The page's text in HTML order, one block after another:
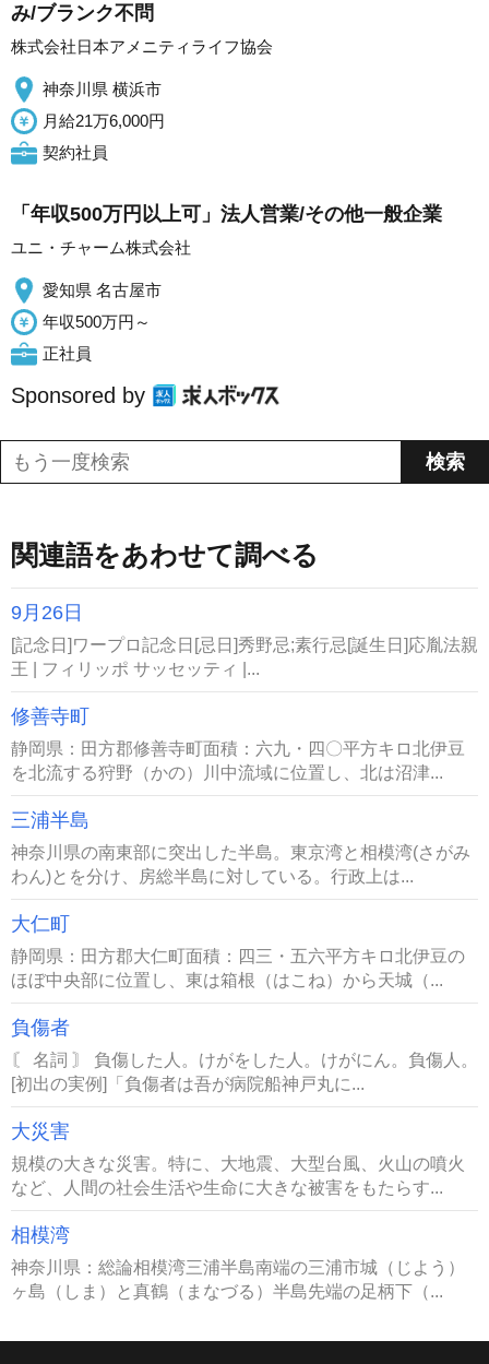
み/ブランク不問
株式会社日本アメニティライフ協会
神奈川県 横浜市
月給21万6,000円
契約社員
「年収500万円以上可」法人営業/その他一般企業
ユニ・チャーム株式会社
愛知県 名古屋市
年収500万円～
正社員
Sponsored by
関連語をあわせて調べる
9月26日
[記念日]ワープロ記念日[忌日]秀野忌;素行忌[誕生日]応胤法親
王 | フィリッポ サッセッティ |...
修善寺町
静岡県：田方郡修善寺町面積：六九・四〇平方キロ北伊豆
を北流する狩野（かの）川中流域に位置し、北は沼津...
三浦半島
神奈川県の南東部に突出した半島。東京湾と相模湾(さがみ
わん)とを分け、房総半島に対している。行政上は...
大仁町
静岡県：田方郡大仁町面積：四三・五六平方キロ北伊豆の
ほぼ中央部に位置し、東は箱根（はこね）から天城（...
負傷者
〘 名詞 〙 負傷した人。けがをした人。けがにん。負傷人。
[初出の実例]「負傷者は吾が病院船神戸丸に...
大災害
規模の大きな災害。特に、大地震、大型台風、火山の噴火
など、人間の社会生活や生命に大きな被害をもたらす...
相模湾
神奈川県：総論相模湾三浦半島南端の三浦市城（じよう）
ヶ島（しま）と真鶴（まなづる）半島先端の足柄下（...